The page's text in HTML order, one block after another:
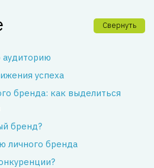
Свернуть
аудиторию
успеха
бренда: как выделиться
бренд?
личного бренда